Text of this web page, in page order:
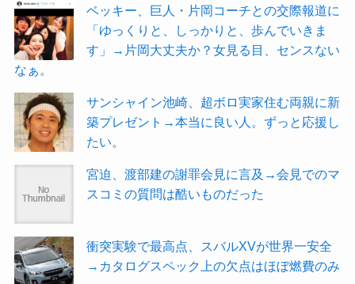
ベッキー、巨人・片岡コーチとの交際報道に
「ゆっくりと、しっかりと、歩んでいきま
す」→片岡大丈夫か？女見る目、センスない
なぁ。
サンシャイン池崎、超ボロ実家住む両親に新
築プレゼント→本当に良い人。ずっと応援し
たい。
宮迫、渡部建の謝罪会見に言及→会見でのマ
スコミの質問は酷いものだった
衝突実験で最高点、スバルXVが世界一安全
→カタログスペック上の欠点はほぼ燃費のみ